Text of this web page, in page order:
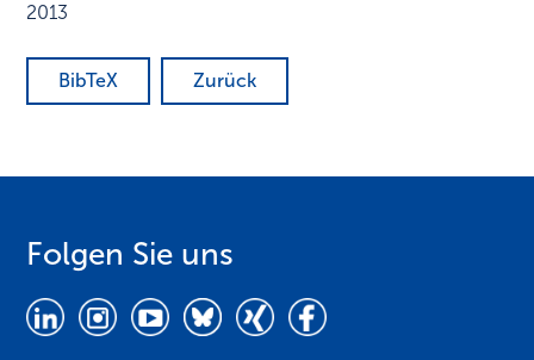
2013
BibTeX Zurück
Folgen Sie uns